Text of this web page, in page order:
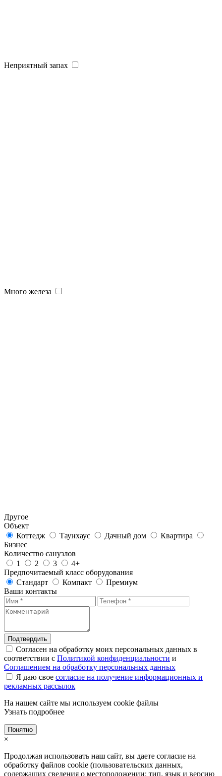
Неприятный запах
Много железа
Другое
Объект
Коттедж
Таунхаус Дачный дом
Квартира
Бизнес
Количество санузлов
1
2 3
4+
Предпочитаемый класс оборудования
Стандарт
Компакт
Премиум
Ваши контакты
Подтвердить
Согласен на обработку моих персональных данных в
соответствии с Политикой конфиденциальности и
Соглашением на обработку персональных данных
Я даю свое согласие на получение информационных и
рекламных рассылок
На нашем сайте мы используем cookie файлы
Узнать подробнее
Понятно
×
Продолжая использовать наш сайт, вы даете согласие на
обработку файлов cookie (пользовательских данных,
содержащих сведения о местоположении; тип, язык и версию